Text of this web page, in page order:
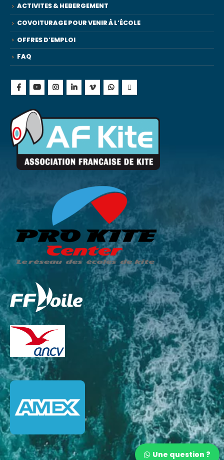
Une question ?
ACTIVITES & HEBERGEMENT
COVOITURAGE POUR VENIR À L’ÉCOLE
OFFRES D’EMPLOI
FAQ